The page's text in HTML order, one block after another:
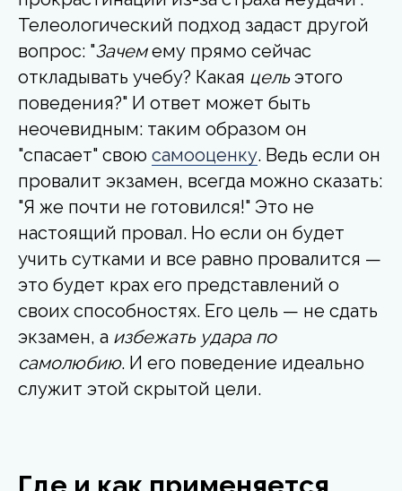
Телеологический подход задаст другой
вопрос: "Зачемему прямо сейчас
откладывать учебу? Какая цельэтого
поведения?" И ответ может быть
неочевидным: таким образом он
"спасает" свою самооценку. Ведь если он
провалит экзамен, всегда можно сказать:
"Я же почти не готовился!" Это не
настоящий провал. Но если он будет
учить сутками и все равно провалится —
это будет крах его представлений о
своих способностях. Его цель — не сдать
экзамен, а избежать удара по
самолюбию. И его поведение идеально
служит этой скрытой цели.